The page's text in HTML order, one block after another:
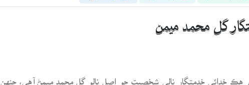
گل محمد ميمڻ
م هڪ خدائي خدمتگار نالي شخصيت جو اصل نالو گل محمد ميمڻ آهي،